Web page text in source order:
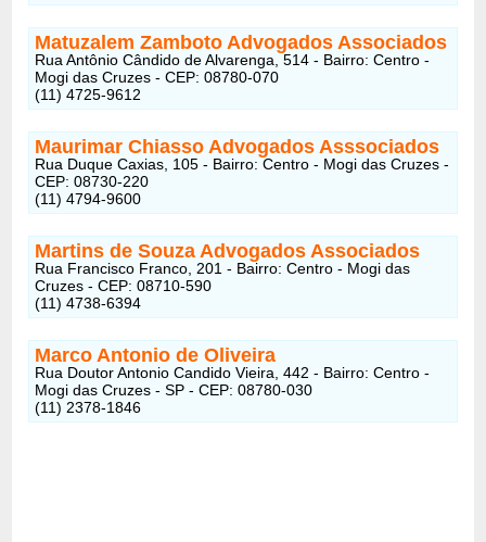
Matuzalem Zamboto Advogados Associados
Rua Antônio Cândido de Alvarenga, 514 - Bairro: Centro -
Mogi das Cruzes - CEP: 08780-070
(11) 4725-9612
Maurimar Chiasso Advogados Asssociados
Rua Duque Caxias, 105 - Bairro: Centro - Mogi das Cruzes -
CEP: 08730-220
(11) 4794-9600
Martins de Souza Advogados Associados
Rua Francisco Franco, 201 - Bairro: Centro - Mogi das
Cruzes - CEP: 08710-590
(11) 4738-6394
Marco Antonio de Oliveira
Rua Doutor Antonio Candido Vieira, 442 - Bairro: Centro -
Mogi das Cruzes - SP - CEP: 08780-030
(11) 2378-1846